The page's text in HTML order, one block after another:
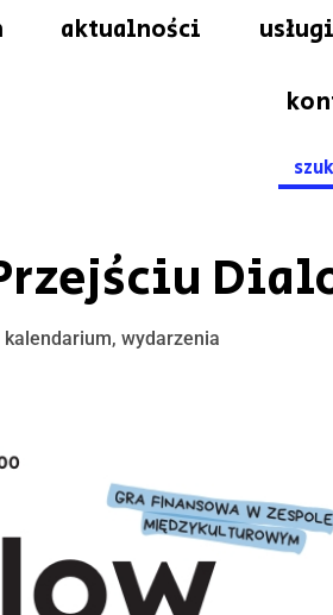
aktualności
for:
kalendarium, wydarzenia